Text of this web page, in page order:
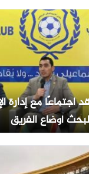
اجتماعًا مع إدارة
أوضاع الفريق